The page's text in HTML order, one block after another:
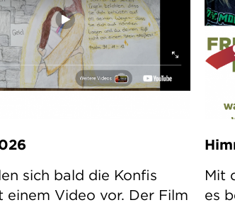
sich bald die Konfis
einem Video vor. Der Film
Mit
es